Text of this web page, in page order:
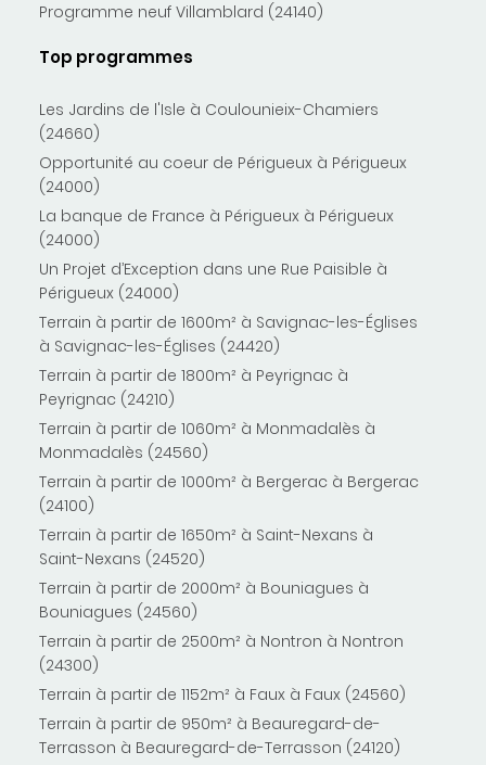
Programme neuf Villamblard (24140)
Top programmes
Les Jardins de l'Isle à Coulounieix-Chamiers
(24660)
Opportunité au coeur de Périgueux à Périgueux
(24000)
La banque de France à Périgueux à Périgueux
(24000)
Un Projet d’Exception dans une Rue Paisible à
Périgueux (24000)
Terrain à partir de 1600m² à Savignac-les-Églises
à Savignac-les-Églises (24420)
Terrain à partir de 1800m² à Peyrignac à
Peyrignac (24210)
Terrain à partir de 1060m² à Monmadalès à
Monmadalès (24560)
Terrain à partir de 1000m² à Bergerac à Bergerac
(24100)
Terrain à partir de 1650m² à Saint-Nexans à
Saint-Nexans (24520)
Terrain à partir de 2000m² à Bouniagues à
Bouniagues (24560)
Terrain à partir de 2500m² à Nontron à Nontron
(24300)
Terrain à partir de 1152m² à Faux à Faux (24560)
Terrain à partir de 950m² à Beauregard-de-
Terrasson à Beauregard-de-Terrasson (24120)